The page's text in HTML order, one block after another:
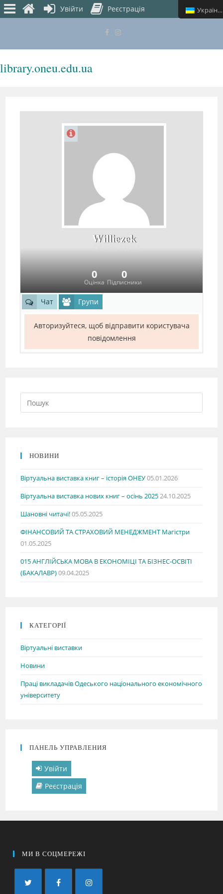
library.oneu.edu.ua
Williezek
Оцінка
0
Підписники
0
Чат Групи
Авторизуйтеся, щоб відправити користувача
повідомлення
НОВИНИ
Віртуальна виставка книг – історія ОНЕУ05.01.2026
Віртуальна виставка нових книг – осінь 202524.10.2025
Шановні читачі!05.05.2025
ФІНАНСОВИЙ ТА СТРАХОВИЙ МЕНЕДЖМЕНТ Магістри
01.05.2025
015 АНГЛІЙСЬКА МОВА В ЕКОНОМІЦІ ТА БІЗНЕС-ОСВІТІ
(БАКАЛАВР)09.04.2025
КАТЕГОРІЇ
Віртуальні виставки
Новини
Праці викладачів Одеського національного економічного
університету
ПАНЕЛЬ УПРАВЛЕНИЯ
Увійти
Реєстрація
МИ В СОЦМЕРЕЖІ
Увійти Реєстрація Українська